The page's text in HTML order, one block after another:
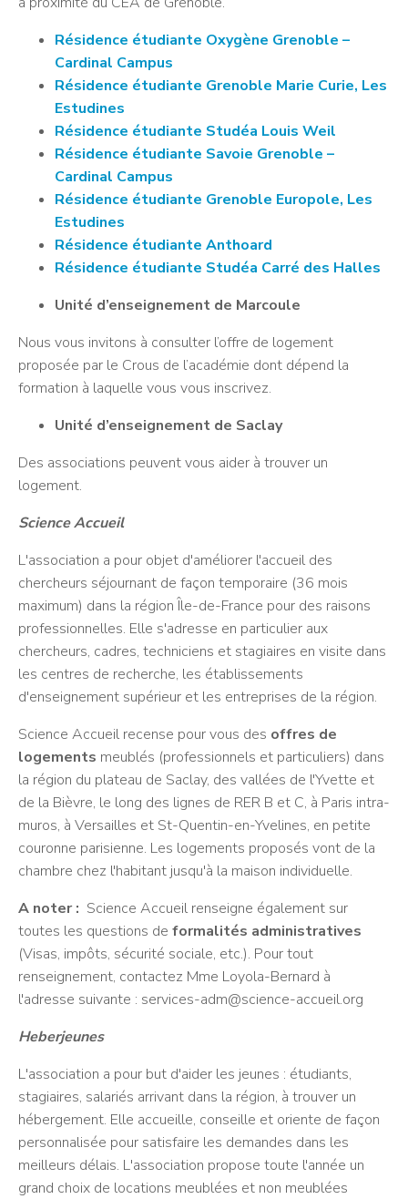
Résidence étudiante Oxygène Grenoble –
Cardinal Campus
Résidence étudiante Grenoble Marie Curie, Les
Estudines
Résidence étudiante Studéa Louis Weil
Résidence étudiante Savoie Grenoble –
Cardinal Campus
Résidence étudiante Grenoble Europole, Les
Estudines
Résidence étudiante Anthoard
Résidence étudiante Studéa Carré des Halles
Unité d’enseignement de Marcoule
Nous vous invitons à consulter l’offre de logement
proposée par le Crous de l’académie dont dépend la
formation à laquelle vous vous inscrivez.
Unité d’enseignement de Saclay
Des associations peuvent vous aider à trouver un
logement.
Science Accueil
L'association a pour objet d'améliorer l'accueil des
chercheurs séjournant de façon temporaire (36 mois
maximum) dans la région Île-de-France pour des raisons
professionnelles. Elle s'adresse en particulier aux
chercheurs, cadres, techniciens et stagiaires en visite dans
les centres de recherche, les établissements
d'enseignement supérieur et les entreprises de la région.
Science Accueil recense pour vous des offres de
logements meublés (professionnels et particuliers) dans
la région du plateau de Saclay, des vallées de l'Yvette et
de la Bièvre, le long des lignes de RER B et C, à Paris intra-
muros, à Versailles et St-Quentin-en-Yvelines, en petite
couronne parisienne. Les logements proposés vont de la
chambre chez l'habitant jusqu'à la maison individuelle.
A noter : Science Accueil renseigne également sur
toutes les questions de formalités administratives
(Visas, impôts, sécurité sociale, etc.). Pour tout
renseignement, contactez Mme Loyola-Bernard à
l'adresse suivante : services-adm@science-accueil.org
Heberjeunes
L'association a pour but d'aider les jeunes : étudiants,
stagiaires, salariés arrivant dans la région, à trouver un
hébergement. Elle accueille, conseille et oriente de façon
personnalisée pour satisfaire les demandes dans les
meilleurs délais. L'association propose toute l'année un
grand choix de locations meublées et non meublées